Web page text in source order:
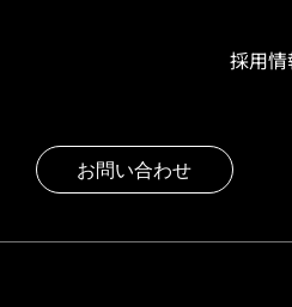
採用情
お問い合わせ